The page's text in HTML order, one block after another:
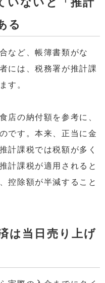
る
など、帳簿書類がな
には、税務署が推計課
す。
店の納付額を参考に、
です。本来、正当に金
計課税では税額が多く
計課税が適用されると
控除額が半減すること
は当日売り上げ